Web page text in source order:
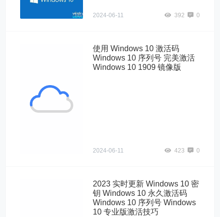
2024-06-11 392 0
一.Windows10"
alt="使用
Windows 10 激
使用 Windows 10 激活码
Windows 10 序列号 完美激活
Windows 10 1909 镜像版
2024-06-11 423 0
2023 实时更新 Windows 10 密
钥 Windows 10 永久激活码
Windows 10 序列号 Windows
10 专业版激活技巧